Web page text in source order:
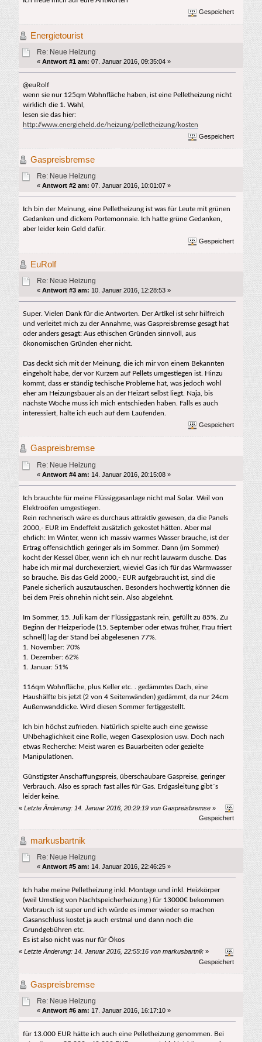
Gespeichert
Energietourist
Re: Neue Heizung
« Antwort #1 am: 07. Januar 2016, 09:35:04 »
@euRolf
wenn sie nur 125qm Wohnfläche haben, ist eine Pelletheizung nicht
wirklich die 1. Wahl,
lesen sie das hier:
http://www.energieheld.de/heizung/pelletheizung/kosten
Gespeichert
Gaspreisbremse
Re: Neue Heizung
« Antwort #2 am: 07. Januar 2016, 10:01:07 »
Ich bin der Meinung, eine Pelletheizung ist was für Leute mit grünen
Gedanken und dickem Portemonnaie. Ich hatte grüne Gedanken,
aber leider kein Geld dafür.
Gespeichert
EuRolf
Re: Neue Heizung
« Antwort #3 am: 10. Januar 2016, 12:28:53 »
Super. Vielen Dank für die Antworten. Der Artikel ist sehr hilfreich
und verleitet mich zu der Annahme, was Gaspreisbremse gesagt hat
oder anders gesagt: Aus ethischen Gründen sinnvoll, aus
ökonomischen Gründen eher nicht.
Das deckt sich mit der Meinung, die ich mir von einem Bekannten
eingeholt habe, der vor Kurzem auf Pellets umgestiegen ist. Hinzu
kommt, dass er ständig techische Probleme hat, was jedoch wohl
eher am Heizungsbauer als an der Heizart selbst liegt. Naja, bis
nächste Woche muss ich mich entschieden haben. Falls es auch
interessiert, halte ich euch auf dem Laufenden.
Gespeichert
Gaspreisbremse
Re: Neue Heizung
« Antwort #4 am: 14. Januar 2016, 20:15:08 »
Ich brauchte für meine Flüssiggasanlage nicht mal Solar. Weil von
Elektroöfen umgestiegen.
Rein rechnerisch wäre es durchaus attraktiv gewesen, da die Panels
2000,- EUR im Endeffekt zusätzlich gekostet hätten. Aber mal
ehrlich: Im Winter, wenn ich massiv warmes Wasser brauche, ist der
Ertrag offensichtlich geringer als im Sommer. Dann (im Sommer)
kocht der Kessel über, wenn ich eh nur recht lauwarm dusche. Das
habe ich mir mal durchexerziert, wieviel Gas ich für das Warmwasser
so brauche. Bis das Geld 2000,- EUR aufgebraucht ist, sind die
Panele sicherlich auszutauschen. Besonders hochwertig können die
bei dem Preis ohnehin nicht sein. Also abgelehnt.
Im Sommer, 15. Juli kam der Flüssiggastank rein, gefüllt zu 85%. Zu
Beginn der Heizperiode (15. September oder etwas früher, Frau friert
schnell) lag der Stand bei abgelesenen 77%.
1. November: 70%
1. Dezember: 62%
1. Januar: 51%
116qm Wohnfläche, plus Keller etc. . gedämmtes Dach, eine
Haushälfte bis jetzt (2 von 4 Seitenwänden) gedämmt, da nur 24cm
Außenwanddicke. Wird diesen Sommer fertiggestellt.
Ich bin höchst zufrieden. Natürlich spielte auch eine gewisse
UNbehaglichkeit eine Rolle, wegen Gasexplosion usw. Doch nach
etwas Recherche: Meist waren es Bauarbeiten oder gezielte
Manipulationen.
Günstigster Anschaffungspreis, überschaubare Gaspreise, geringer
Verbrauch. Also es sprach fast alles für Gas. Erdgasleitung gibt´s
leider keine.
«Letzte Änderung: 14. Januar 2016, 20:29:19 von Gaspreisbremse »
Gespeichert
markusbartnik
Re: Neue Heizung
« Antwort #5 am: 14. Januar 2016, 22:46:25 »
Ich habe meine Pelletheizung inkl. Montage und inkl. Heizkörper
(weil Umstieg von Nachtspeicherheizung ) für 13000€ bekommen
Verbrauch ist super und ich würde es immer wieder so machen
Gasanschluss kostet ja auch erstmal und dann noch die
Grundgebühren etc.
Es ist also nicht was nur für Ökos
«Letzte Änderung: 14. Januar 2016, 22:55:16 von markusbartnik »
Gespeichert
Gaspreisbremse
Re: Neue Heizung
« Antwort #6 am: 17. Januar 2016, 16:17:10 »
für 13.000 EUR hätte ich auch eine Pelletheizung genommen. Bei